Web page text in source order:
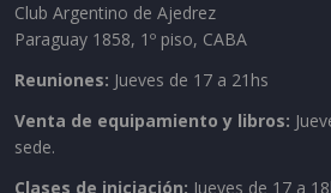
Club Argentino de Ajedrez
Paraguay 1858, 1º piso, CABA
Reuniones: Jueves de 17 a 21hs
Venta de equipamiento y libros:
sede.
Clases de iniciación: Jueves de 17 a